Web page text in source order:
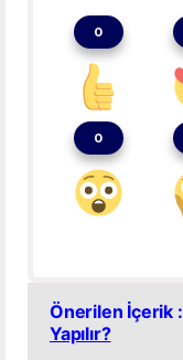
0
0
Önerilen İçerik :
Yapılır?